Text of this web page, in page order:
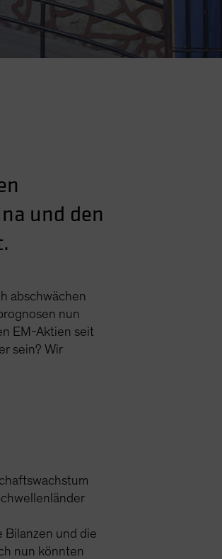
und den
abschwächen
nun
EM-Aktien seit
sein? Wir
und die
nun könnten